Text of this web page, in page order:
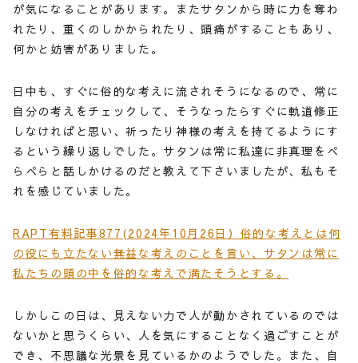
が気になることがあります。またサタンから時に力を奪わ
れたり、重くのしかかられたり、頭痛がすることもあり、
何かと妨害がありました。
日中も、すぐに俗的な考えに流されそうになるので、常に
自分の考えをチェックして、そうなったらすぐに軌道修正
しなければと思い、祈ったり神様の考えを持てるようにす
るという繰り返しでした。サタンは常に私達に非真理をぺ
らぺらと話しかけるのだと教えて下さいましたが、私もそ
れを感じていました。
RAPT有料記事877(2024年10月26日）俗的な考えとは何
の役にも立たない無益な考えのことを言い、サタンは常に
私たちの頭の中を俗的な考えで満たそうとする。
しかしこの日は、見えない力で人が動かされているのでは
ないかと思うくらい、人を気にすることなく過ごすことが
でき、不思議な光景を見ているかのようでした。また、自